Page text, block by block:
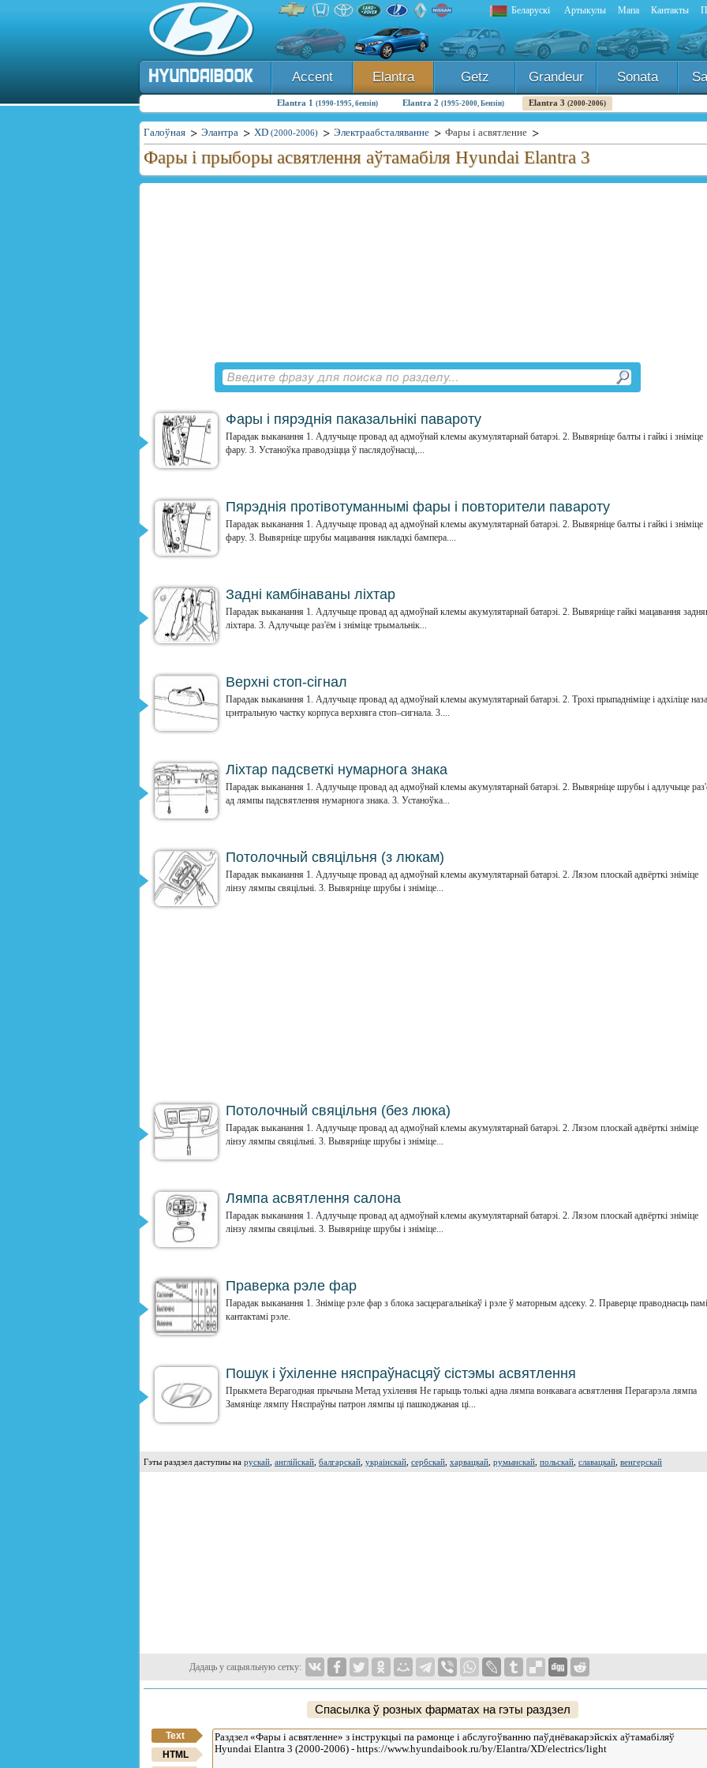
Беларускі Артыкулы Мапа Кантакты
Accent Elantra Getz Grandeur Sonata
Elantra 1 (1990-1995, бензін) Elantra 2 (1995-2000, Бензін) Elantra 3 (2000-2006)
Галоўная Элантра XD (2000-2006) Электраабсталяванне Фары і асвятленне
Фары і прыборы асвятлення аўтамабіля Hyundai Elantra 3
Фары і пярэднія паказальнікі павароту
Парадак выканання 1. Адлучыце провад ад адмоўнай клемы акумулятарнай батарэі. 2. Вывярніце балты і гайкі і зніміце
фару. 3. Устаноўка праводзіцца ў паслядоўнасці,...
Пярэднія протівотуманнымі фары і повторители павароту
Парадак выканання 1. Адлучыце провад ад адмоўнай клемы акумулятарнай батарэі. 2. Вывярніце балты і гайкі і зніміце
фару. 3. Вывярніце шрубы мацавання накладкі бампера....
Задні камбінаваны ліхтар
Парадак выканання 1. Адлучыце провад ад адмоўнай клемы акумулятарнай батарэі. 2. Вывярніце гайкі мацавання
ліхтара. 3. Адлучыце раз'ём і зніміце трымальнік...
Верхні стоп-сігнал
Парадак выканання 1. Адлучыце провад ад адмоўнай клемы акумулятарнай батарэі. 2. Трохі прыпадніміце і адхіліце
цэнтральную частку корпуса верхняга стоп–сигнала. 3....
Ліхтар падсветкі нумарнога знака
Парадак выканання 1. Адлучыце провад ад адмоўнай клемы акумулятарнай батарэі. 2. Вывярніце шрубы і адлучыце
ад лямпы падсвятлення нумарнога знака. 3. Устаноўка...
Потолочный свяцільня (з люкам)
Парадак выканання 1. Адлучыце провад ад адмоўнай клемы акумулятарнай батарэі. 2. Лязом плоскай адвёрткі зніміце
лінзу лямпы свяцільні. 3. Вывярніце шрубы і зніміце...
Потолочный свяцільня (без люка)
Парадак выканання 1. Адлучыце провад ад адмоўнай клемы акумулятарнай батарэі. 2. Лязом плоскай адвёрткі зніміце
лінзу лямпы свяцільні. 3. Вывярніце шрубы і зніміце...
Лямпа асвятлення салона
Парадак выканання 1. Адлучыце провад ад адмоўнай клемы акумулятарнай батарэі. 2. Лязом плоскай адвёрткі зніміце
лінзу лямпы свяцільні. 3. Вывярніце шрубы і зніміце...
Праверка рэле фар
Парадак выканання 1. Зніміце рэле фар з блока засцерагальнікаў і рэле ў маторным адсеку. 2. Праверце праводнасць
кантактамі рэле.
Пошук і ўхіленне няспраўнасцяў сістэмы асвятлення
Прыкмета Верагодная прычына Метад ухілення Не гарыць толькі адна лямпа вонкавага асвятлення Перагарэла лямпа
Замяніце лямпу Няспраўны патрон лямпы ці пашкоджаная ці...
Гэты раздзел даступны на рускай англійскай балгарскай украінскай сербскай харвацкай румынскай польскай славацкай венгерскай
Дадаць у сацыяльную сетку:
Спасылка ў розных фарматах на гэты раздзел
Text
HTML